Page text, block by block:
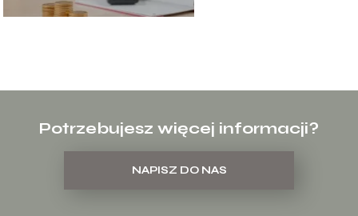
Potrzebujesz więcej informacji?
NAPISZ DO NAS